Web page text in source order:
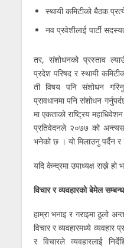
स्थायी कमिटीको बैठक
नव प्रवेशीलाई पार्टी
तर, संशोधनको प्रस्ताव
प्रदेश परिषद र स्थायी
ती विषय पनि संशोधन
प्रावधानमा पनि संशोधन
मा एकताको राष्ट्रिय
प्रतिवेदनले २०७७ को
भनेको छ । यो मिलाउनु पर्दैन र
यदि केन्द्रमा उपाध्यक्ष राख्ने
विचार र व्यवहारको बेमेल
हाम्रा भनाइ र गराइमा ठूलो
विचार र व्यवहारमध्ये व्यवहार
र विचारले व्यवहारलाई